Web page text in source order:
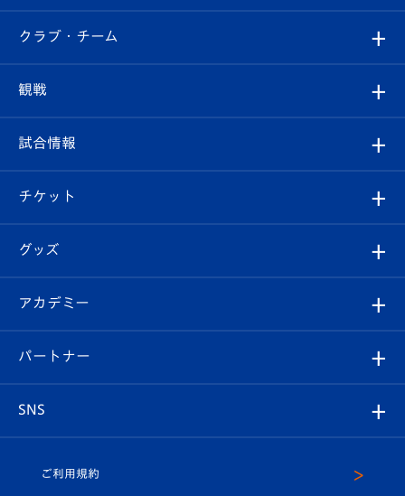
すべて
クラブ
試合情報
チケット
イベント
メディア
ホームタウン
クラブ・チーム
クラブ概要
エンブレム紹介
スタッフプロフィール
マスコット紹介
観戦
観戦ルール
はじめての観戦ガイド
Revive Team
ヴィヴィくんの長崎おもてなしガイド
試合情報
試合日程/結果
フォトギャラリー
スタジアムグルメ
チケット
チケット
V-LOVERS（ファンクラブ）
プレイヤーズスイート
グッズ
オンラインショップ
店舗情報
アカデミー
育成からのお知らせ
U-18
パートナー
SNS
ご利用規約